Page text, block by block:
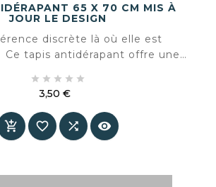
65 X 70 CM MIS À
JOUR LE DESIGN
discrète là où elle est
Ce tapis antidérapant offre une
la baignoire ou la salle de
hygiénique et élégante pour
sans perturber l’esthétique de
la pièce.
    
3,50 €
   